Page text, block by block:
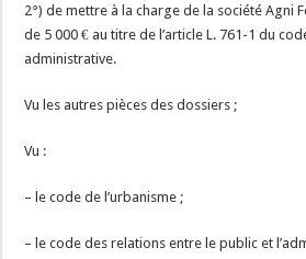
2°) de mettre à la charge de la société Agni
de 5 000 € au titre de l’article L. 761-1 du
administrative.
Vu les autres pièces des dossiers ;
Vu :
– le code de l’urbanisme ;
– le code des relations entre le public et